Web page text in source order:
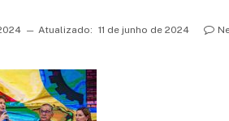
Atualizado: 11 de junho de 2024